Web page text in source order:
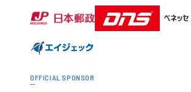
OFFICIAL SPONSOR